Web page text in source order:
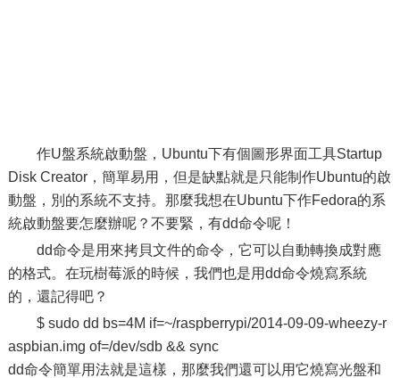
作U盤系統啟動盤，Ubuntu下有個圖形界面工具Startup
Disk Creator，簡單易用，但是缺點就是只能制作Ubuntu的啟
動盤，別的系統不支持。那麼我想在Ubuntu下作Fedora的系
統啟動盤要怎麼辦呢？不要緊，有dd命令呢！
dd命令是用來拷貝文件的命令，它可以自動轉換成對應
的格式。在玩樹莓派的時候，我們也是用dd命令燒寫系統
的，還記得吧？
$ sudo dd bs=4M if=~/raspberrypi/2014-09-09-wheezy-r
aspbian.img of=/dev/sdb && sync
dd命令簡單用法就是這樣，那麼我們還可以用它燒寫光盤和